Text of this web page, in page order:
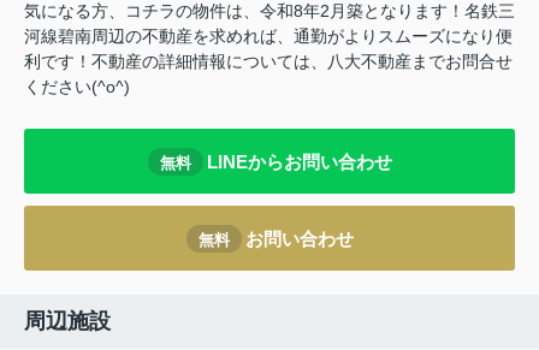
気になる方、コチラの物件は、令和8年2月築となります！名鉄三
河線碧南周辺の不動産を求めれば、通勤がよりスムーズになり便
利です！不動産の詳細情報については、八大不動産までお問合せ
ください(^o^)
無料 LINEからお問い合わせ
無料 お問い合わせ
周辺施設